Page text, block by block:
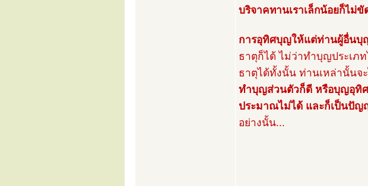
บริจาคทานเราเล็กน้อยก็ไม่
การอุทิศบุญให้แต่ท่านผู้อื่นบุ
ธาตุก็ได้ ไม่ว่าทำบุญประเภ
ธาตุได้ทั้งนั้น ท่านเหล่านั้นจ
ทำบุญส่วนตัวก็ดี หรือบุญอุทิ
ประมาณไม่ได้ และก็เป็นปัญ
อย่างนั้น...